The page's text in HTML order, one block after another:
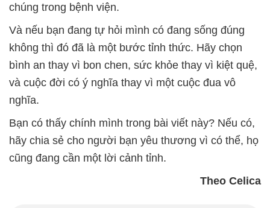
chúng trong bệnh viện.
Và nếu bạn đang tự hỏi mình có đang sống đúng
không thì đó đã là một bước tỉnh thức. Hãy chọn
bình an thay vì bon chen, sức khỏe thay vì kiệt quệ,
và cuộc đời có ý nghĩa thay vì một cuộc đua vô
nghĩa.
Bạn có thấy chính mình trong bài viết này? Nếu có,
hãy chia sẻ cho người bạn yêu thương vì có thể, họ
cũng đang cần một lời cảnh tỉnh.
Theo Celica